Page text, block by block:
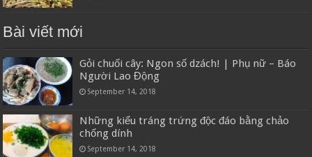
Bài viết mới
Gỏi chuối cây: Ngon số dzách! | Phụ nữ – Báo
Người Lao Động
September 14, 2018
Những kiểu tráng trứng độc đáo bằng chảo
chống dính
September 14, 2018